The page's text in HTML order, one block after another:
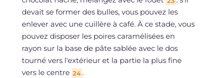
devait se former des bulles, vous pouvez les
enlever avec une cuillère à café. À ce stade, vous
pouvez disposer les poires caramélisées en
rayon sur la base de pâte sablée avec le dos
tourné vers l'extérieur et la partie la plus fine
vers le centre 24 .